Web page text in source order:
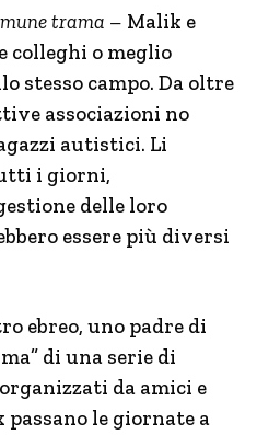
trama – Malik e
colleghi o meglio
stesso campo. Da oltre
associazioni no
autistici. Li
i giorni,
delle loro
essere più diversi
ebreo, uno padre di
di una serie di
da amici e
le giornate a